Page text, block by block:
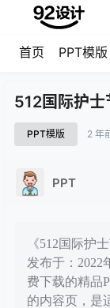
首页 PPT模版
512国际护
PPT模版 2 年
PPT
《512国际护
发布于：2022
费下载的精品
的内容页，是